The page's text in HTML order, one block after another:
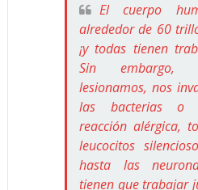
El cuerpo
alrededor de 60
¡y todas tienen
Sin embargo,
lesionamos, nos
las bacterias o
reacción alérgica,
leucocitos
hasta las
tienen que trabajar